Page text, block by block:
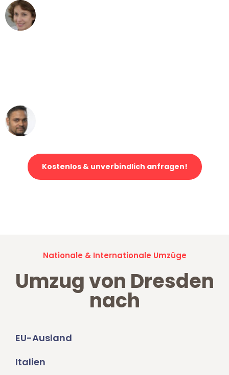
Kostenlos & unverbindlich anfragen!
Nationale & Internationale Umzüge
Umzug von Dresden
nach
EU-Ausland
Italien